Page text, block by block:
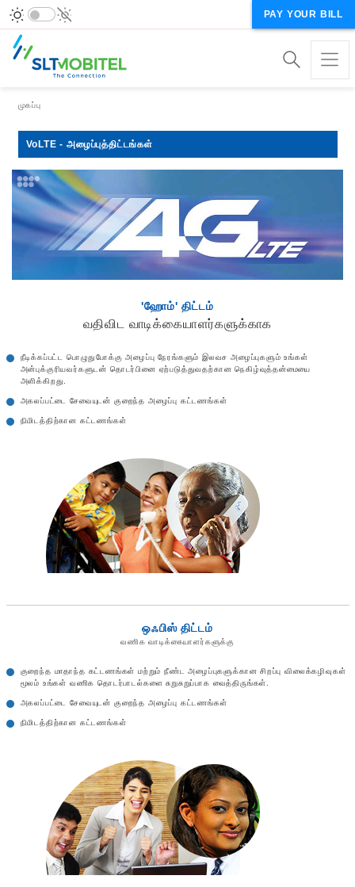
PAY YOUR BILL
Breadcrumb
முகப்பு
VoLTE - அழைப்புத்திட்டங்கள்
'ஹோம்' திட்டம்
வதிவிட வாடிக்கையாளர்களுக்காக
நீடிக்கப்பட்ட பொழுதுபோக்கு அழைப்பு நேரங்களும் இலவச அழைப்புகளும் உங்கள்
அன்புக்குரியவர்களுடன் தொடர்பினை ஏற்படுத்துவதற்கான நெகிழ்வுத்தன்மையை
அளிக்கிறது.
அகலப்பட்டை சேவையுடன் குறைந்த அழைப்பு கட்டணங்கள்
நிமிடத்திற்கான கட்டணங்கள்
ஒஃபிஸ் திட்டம்
வணிக வாடிக்கையாளர்களுக்கு
குறைந்த மாதாந்த கட்டணங்கள் மற்றும் நீண்ட அழைப்புகளுக்கான சிறப்பு விலைக்கழிவுகள்
மூலம் உங்கள் வணிக தொடர்பாடல்களை சுறுசுறுப்பாக வைத்திருங்கள்.
அகலப்பட்டை சேவையுடன் குறைந்த அழைப்பு கட்டணங்கள்
நிமிடத்திற்கான கட்டணங்கள்